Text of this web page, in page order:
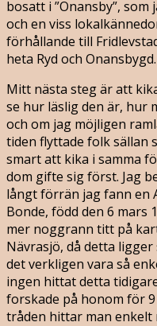
bosatt i ”Onansby”,
och en viss
förhållande till
heta Ryd och Onansbygd.
Mitt nästa steg är att
se hur läslig den är, hur
och om jag möjligen
tiden flyttade folk sällan
smart att kika i samma
dom gifte sig först. Jag
långt förrän jag fann en
Bonde, född den 6 mars
mer noggrann titt på
Nävrasjö, då detta
det verkligen vara så
ingen hittat detta
forskade på honom för
tråden hittar man enkelt